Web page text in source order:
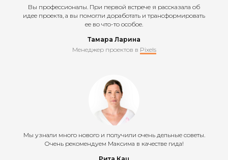
Вы профессионалы. При первой встрече я рассказала об
идее проекта, а вы помогли доработать и трансформировать
ее во что-то особое.
Тамара Ларина
Менеджер проектов в Pixels
Мы узнали много нового и получили очень дельные советы.
Очень рекомендуем Максима в качестве гида!